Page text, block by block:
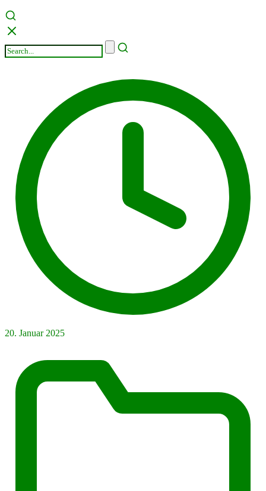
20. Januar 2025